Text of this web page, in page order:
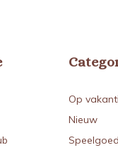
Op
Nieuw
Speelgoed